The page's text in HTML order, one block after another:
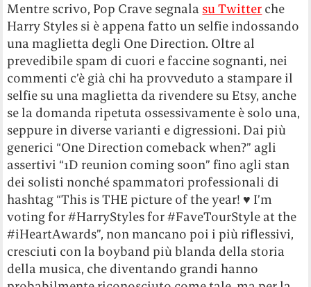
Mentre scrivo, Pop Crave segnala su Twitter che
Harry Styles si è appena fatto un selfie indossando
una maglietta degli One Direction. Oltre al
prevedibile spam di cuori e faccine sognanti, nei
commenti c’è già chi ha provveduto a stampare il
selfie su una maglietta da rivendere su Etsy, anche
se la domanda ripetuta ossessivamente è solo una,
seppure in diverse varianti e digressioni. Dai più
generici “One Direction comeback when?” agli
assertivi “1D reunion coming soon” fino agli stan
dei solisti nonché spammatori professionali di
hashtag “This is THE picture of the year! ♥ I’m
voting for #HarryStyles for #FaveTourStyle at the
#iHeartAwards”, non mancano poi i più riflessivi,
cresciuti con la boyband più blanda della storia
della musica, che diventando grandi hanno